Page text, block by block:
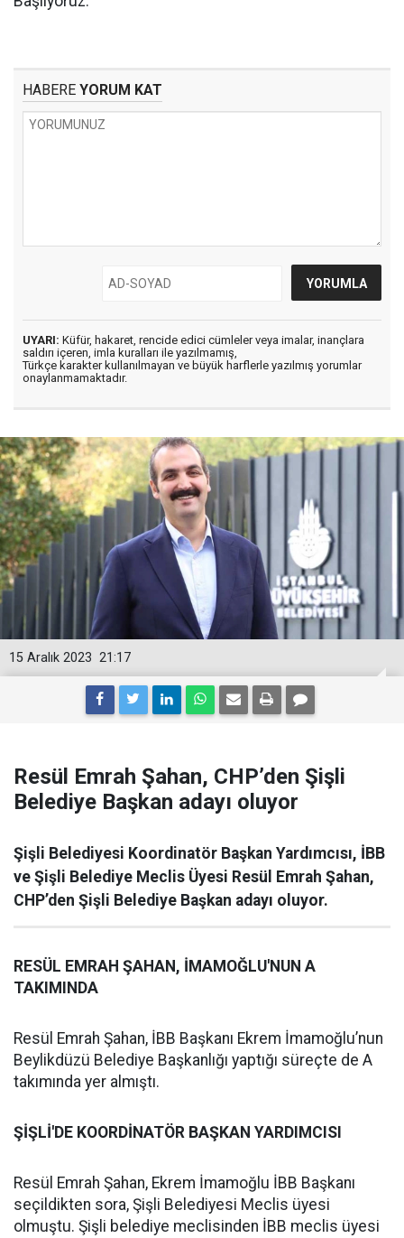
HABERE YORUM KAT
UYARI: Küfür, hakaret, rencide edici cümleler veya imalar, inançlara
saldırı içeren, imla kuralları ile yazılmamış,
Türkçe karakter kullanılmayan ve büyük harflerle yazılmış yorumlar
onaylanmamaktadır.
21:17
15 Aralık 2023
Resül Emrah Şahan, CHP’den Şişli
Belediye Başkan adayı oluyor
Şişli Belediyesi Koordinatör Başkan Yardımcısı, İBB
ve Şişli Belediye Meclis Üyesi Resül Emrah Şahan,
CHP’den Şişli Belediye Başkan adayı oluyor.
RESÜL EMRAH ŞAHAN, İMAMOĞLU'NUN A
TAKIMINDA
Resül Emrah Şahan, İBB Başkanı Ekrem İmamoğlu’nun
Beylikdüzü Belediye Başkanlığı yaptığı süreçte de A
takımında yer almıştı.
ŞİŞLİ'DE KOORDİNATÖR BAŞKAN YARDIMCISI
Resül Emrah Şahan, Ekrem İmamoğlu İBB Başkanı
seçildikten sora, Şişli Belediyesi Meclis üyesi
olmuştu. Şişli belediye meclisinden İBB meclis üyesi